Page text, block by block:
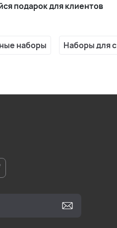
подарок для клиентов
наборы Наборы для